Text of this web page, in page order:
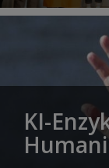
KI-